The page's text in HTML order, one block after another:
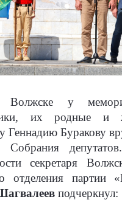
у
их родные и
Геннадию Буракову
Собрания
секретаря
отделения партии
подчеркнул: